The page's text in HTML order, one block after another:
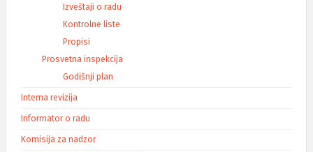
Izveštaji o radu
Kontrolne liste
Propisi
Prosvetna inspekcija
Godišnji plan
Interna revizija
Informator o radu
Komisija za nadzor